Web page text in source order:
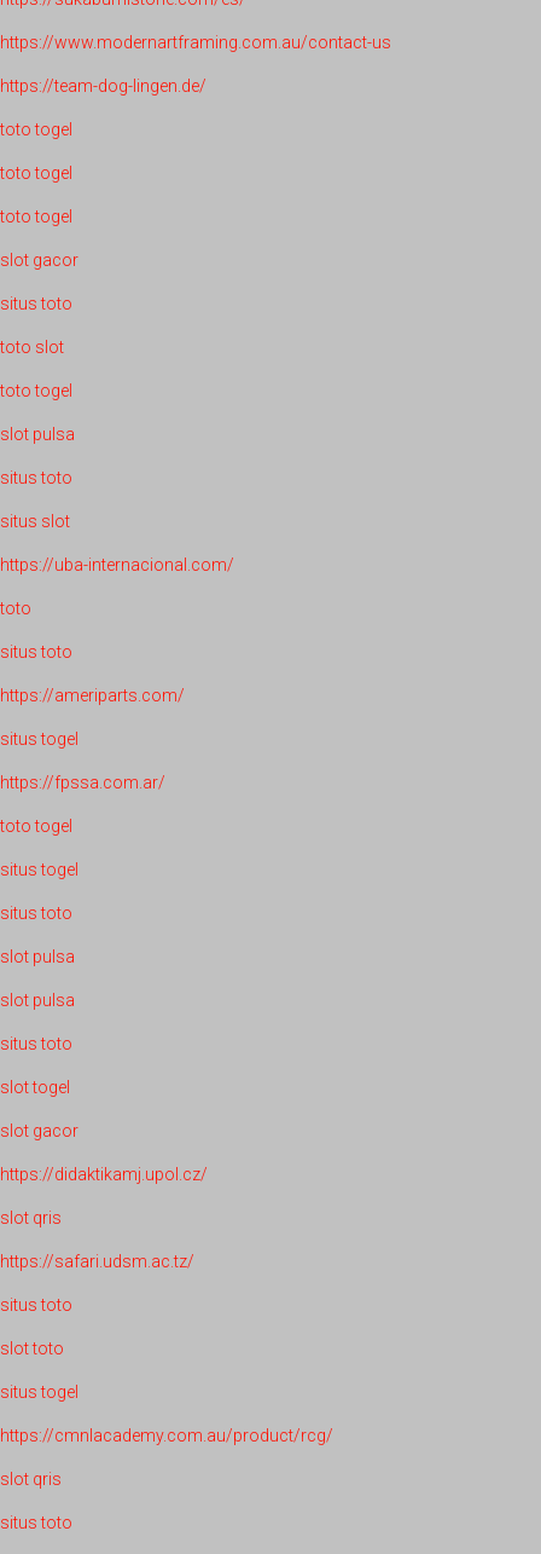
https://www.modernartframing.com.au/contact-us
https://team-dog-lingen.de/
toto togel
toto togel
toto togel
slot gacor
situs toto
toto slot
toto togel
slot pulsa
situs toto
situs slot
https://uba-internacional.com/
toto
situs toto
https://ameriparts.com/
situs togel
https://fpssa.com.ar/
toto togel
situs togel
situs toto
slot pulsa
slot pulsa
situs toto
slot togel
slot gacor
https://didaktikamj.upol.cz/
slot qris
https://safari.udsm.ac.tz/
situs toto
slot toto
situs togel
https://cmnlacademy.com.au/product/rcg/
slot qris
situs toto